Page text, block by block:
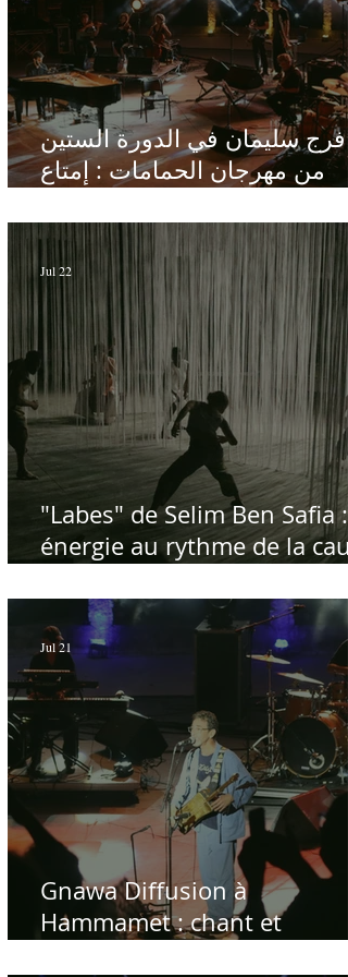
فرج سليمان في الدورة الستين
من مهرجان الحمامات : إمتاع
"Labes" de Selim Ben Safia :
énergie au rythme de la
Jul 22
Gnawa Diffusion à
Hammamet : chant et
Jul 21